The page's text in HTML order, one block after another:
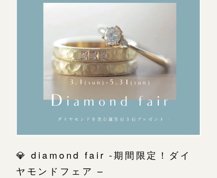
💎 diamond fair -期間限定！ダイ
ヤモンドフェア –